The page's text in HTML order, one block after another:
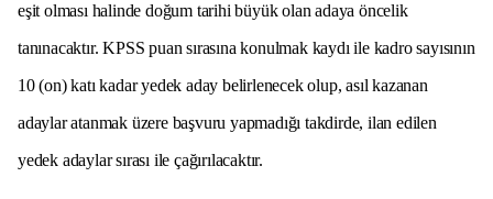
eşit olması halinde doğum tarihi büyük olan adaya öncelik
tanınacaktır. KPSS puan sırasına konulmak kaydı ile kadro sayısının
10 (on) katı kadar yedek aday belirlenecek olup, asıl kazanan
adaylar atanmak üzere başvuru yapmadığı takdirde, ilan edilen
yedek adaylar sırası ile çağırılacaktır.